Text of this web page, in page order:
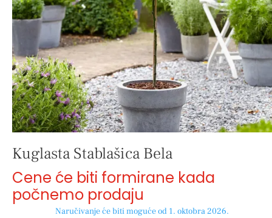
Kuglasta Stablašica Bela
Cene će biti formirane kada
počnemo prodaju
Naručivanje će biti moguće od 1. oktobra 2026.